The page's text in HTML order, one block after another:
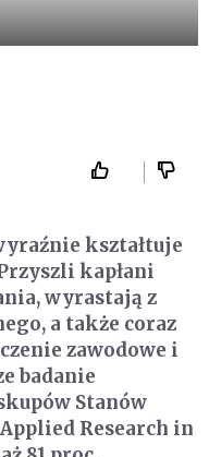
kształtuje
kapłani
wyrastają z
a także coraz
zawodowe i
badanie
Stanów
Research in